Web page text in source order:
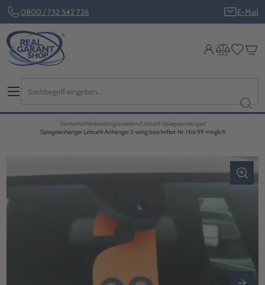
0800 / 732 542 726 E-Mail
Startseite Werkstattorganisation Leitzahl-Spiegelanhänger
Spiegelanhänger Leitzahl-Anhänger 2-seitig beschriftet: Nr. 1 bis 99 möglich